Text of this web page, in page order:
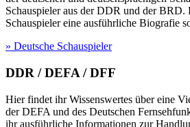
Schauspieler aus der DDR und der BRD.
Schauspieler eine ausführliche Biografie
» Deutsche Schauspieler
DDR / DEFA / DFF
Hier findet ihr Wissenswertes über eine
der DEFA und des Deutschen
ihr ausführliche Informationen zur